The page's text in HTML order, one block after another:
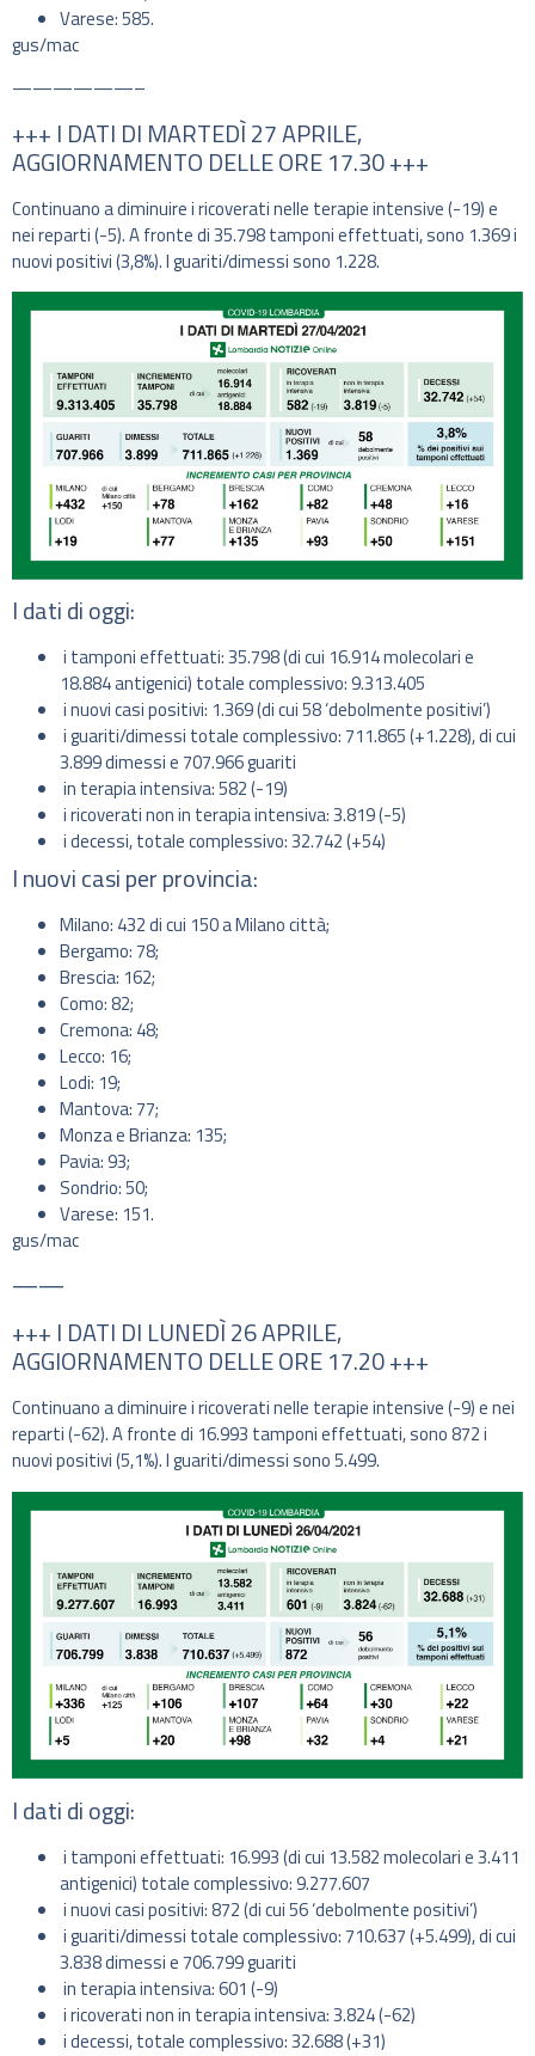
Varese: 585.
gus/mac
——————–
+++ I DATI DI MARTEDÌ 27 APRILE,
AGGIORNAMENTO DELLE ORE 17.30 +++
Continuano a diminuire i ricoverati nelle terapie intensive (-19) e
nei reparti (-5). A fronte di 35.798 tamponi effettuati, sono 1.369 i
nuovi positivi (3,8%). I guariti/dimessi sono 1.228.
I dati di oggi:
i tamponi effettuati: 35.798 (di cui 16.914 molecolari e
18.884 antigenici) totale complessivo: 9.313.405
i nuovi casi positivi: 1.369 (di cui 58 ‘debolmente positivi’)
i guariti/dimessi totale complessivo: 711.865 (+1.228), di cui
3.899 dimessi e 707.966 guariti
in terapia intensiva: 582 (-19)
i ricoverati non in terapia intensiva: 3.819 (-5)
i decessi, totale complessivo: 32.742 (+54)
I nuovi casi per provincia:
Milano: 432 di cui 150 a Milano città;
Bergamo: 78;
Brescia: 162;
Como: 82;
Cremona: 48;
Lecco: 16;
Lodi: 19;
Mantova: 77;
Monza e Brianza: 135;
Pavia: 93;
Sondrio: 50;
Varese: 151.
gus/mac
——
+++ I DATI DI LUNEDÌ 26 APRILE,
AGGIORNAMENTO DELLE ORE 17.20 +++
Continuano a diminuire i ricoverati nelle terapie intensive (-9) e nei
reparti (-62). A fronte di 16.993 tamponi effettuati, sono 872 i
nuovi positivi (5,1%). I guariti/dimessi sono 5.499.
I dati di oggi:
i tamponi effettuati: 16.993 (di cui 13.582 molecolari e 3.411
antigenici) totale complessivo: 9.277.607
i nuovi casi positivi: 872 (di cui 56 ‘debolmente positivi’)
i guariti/dimessi totale complessivo: 710.637 (+5.499), di cui
3.838 dimessi e 706.799 guariti
in terapia intensiva: 601 (-9)
i ricoverati non in terapia intensiva: 3.824 (-62)
i decessi, totale complessivo: 32.688 (+31)